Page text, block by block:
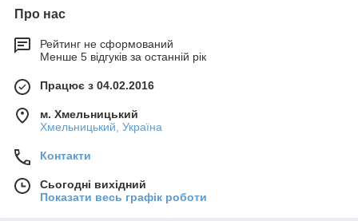
Про нас
Рейтинг не сформований
Менше 5 відгуків за останній рік
Працює з 04.02.2016
м. Хмельницький
Хмельницький, Україна
Контакти
Сьогодні вихідний
Показати весь графік роботи